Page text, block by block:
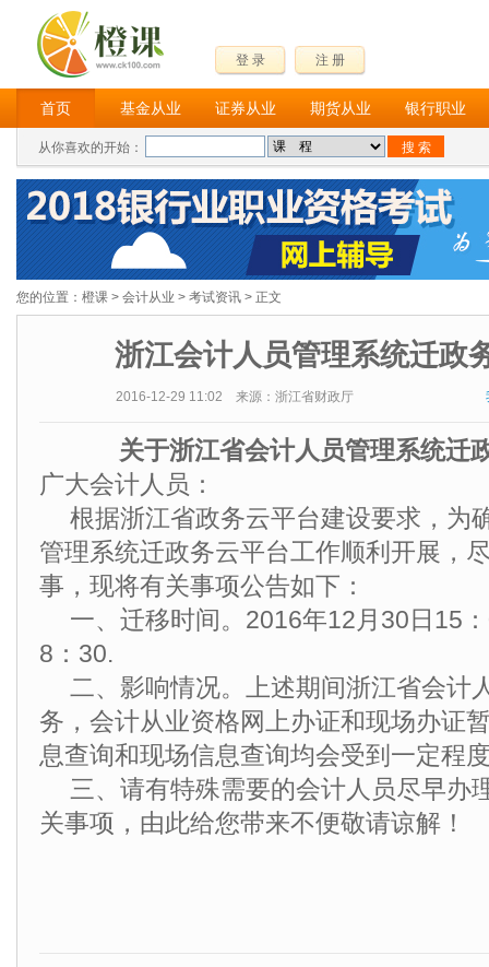
登 录 注 册
首页 基金从业 证券从业 期货从业 银行职业
从你喜欢的开始：
您的位置： 橙课 > 会计从业 > 考试资讯 > 正文
浙江会计人员管理系统迁政
2016-12-29 11:02 来源：浙江省财政厅
关于浙江省会计人员管理系统迁
广大会计人员：
根据浙江省政务云平台建设要求，为
管理系统迁政务云平台工作顺利开展，
事，现将有关事项公告如下：
一、迁移时间。2016年12月30日15
8：30.
二、影响情况。上述期间浙江省会计
务，会计从业资格网上办证和现场办证
息查询和现场信息查询均会受到一定程
三、请有特殊需要的会计人员尽早办
关事项，由此给您带来不便敬请谅解！